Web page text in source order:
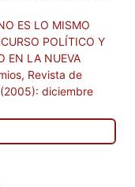
ES LO MISMO
POLÍTICO Y
EN LA NUEVA
Revista de
diciembre